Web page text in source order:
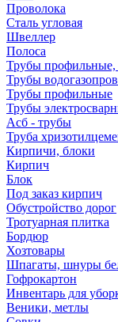
Проволока
Сталь угловая
Швеллер
Полоса
Трубы профильные,
Трубы
Трубы профильные
Трубы
Асб - трубы
Труба
Кирпичи, блоки
Кирпич
Блок
Под заказ кирпич
Обустройство дорог
Тротуарная плитка
Бордюр
Хозтовары
Шпагаты, шнуры
Гофрокартон
Инвентарь для
Веники, метлы